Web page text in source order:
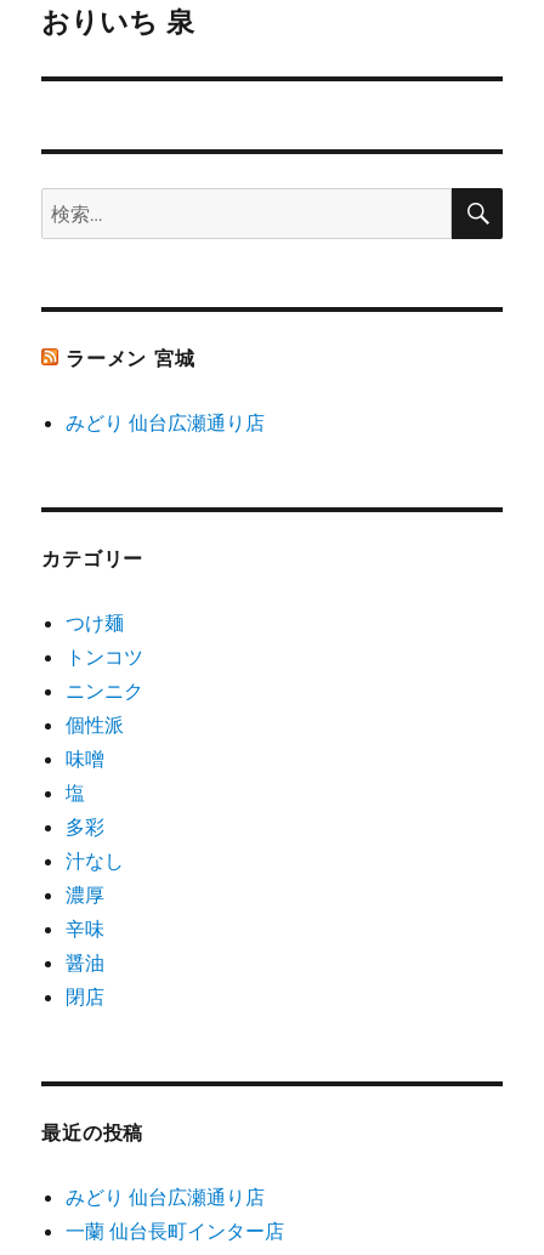
ゲ
ー
ン
次
投
おりいち 泉
検
索:
検
ラーメン 宮城
みどり 仙台広瀬通り店
カテゴリー
つけ麺
トンコツ
ニンニク
個性派
味噌
塩
多彩
汁なし
濃厚
辛味
醤油
閉店
最近の投稿
みどり 仙台広瀬通り店
一蘭 仙台長町インター店